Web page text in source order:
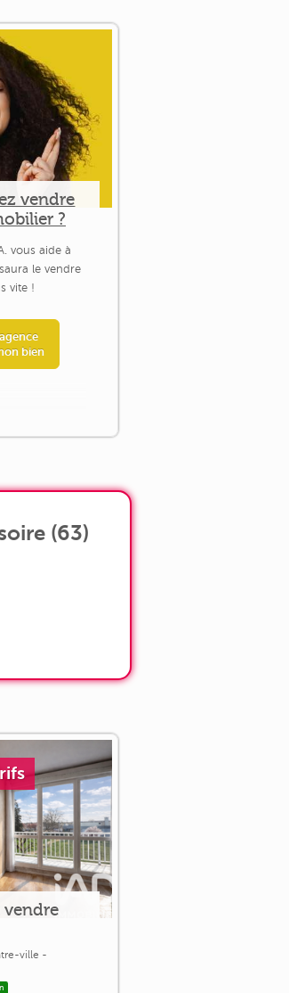
vendre
?
vous aide à
le vendre
vite !
bien
(63)
vendre
ville -